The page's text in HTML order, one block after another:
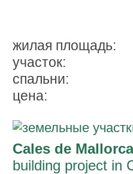
жилая площадь:
участок:
спальни:
ценa:
Cales de Mallorca
building project in